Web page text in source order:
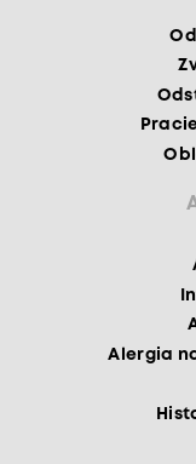
Alergia